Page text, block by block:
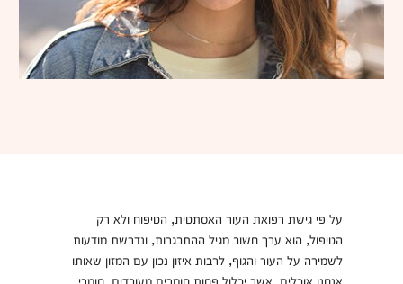
על פי גישת רפואת העור האסתטית, הטיפוח ולא רק
הטיפול, הוא ערך חשוב מגיל ההתבגרות, ונדרשת מודעות
לשמירה על העור והגוף, לרבות איזון נכון עם המזון שאותו
אנחנו אוכלים, אשר יכלול פחות חומרים מעובדים, חומרי